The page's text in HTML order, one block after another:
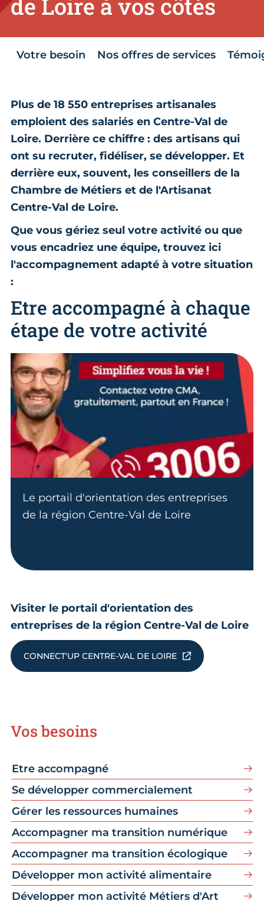
de Loire à vos côtés
Votre besoin Nos offres de services
Plus de 18 550 entreprises artisanales
emploient des salariés en Centre-Val de
Loire. Derrière ce chiffre : des artisans qui
ont su recruter, fidéliser, se développer. Et
derrière eux, souvent, les conseillers de la
Chambre de Métiers et de l'Artisanat
Centre-Val de Loire.
Que vous gériez seul votre activité ou que
vous encadriez une équipe, trouvez ici
l'accompagnement adapté à votre situation
:
Etre accompagné à chaque
étape de votre activité
Le portail d'orientation des entreprises
de la région Centre-Val de Loire
Visiter le portail d'orientation des
entreprises de la région Centre-Val de Loire
CONNECT'UP CENTRE-VAL DE LOIRE
Vos besoins
Etre accompagné
Se développer commercialement
Gérer les ressources humaines
Accompagner ma transition numérique
Accompagner ma transition écologique
Développer mon activité alimentaire
Développer mon activité Métiers d'Art